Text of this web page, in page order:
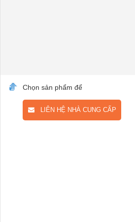
Chọn sản phẩm để
LIÊN HỆ NHÀ CUNG CẤP